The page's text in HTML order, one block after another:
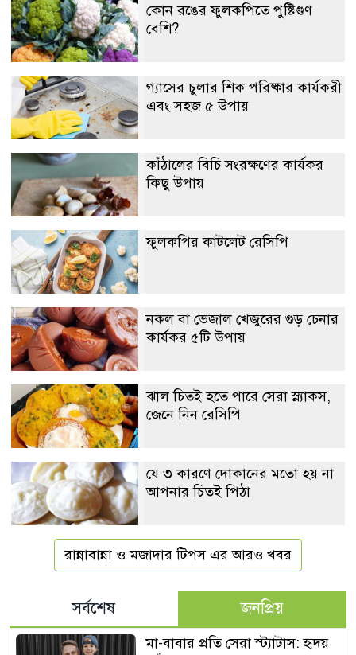
কোন রঙের ফুলকপিতে পুষ্টিগুণ
বেশি?
গ্যাসের চুলার শিক পরিষ্কার কার্যকরী
এবং সহজ ৫ উপায়
কাঁঠালের বিচি সংরক্ষণের কার্যকর
কিছু উপায়
ফুলকপির কাটলেট রেসিপি
নকল বা ভেজাল খেজুরের গুড় চেনার
কার্যকর ৫টি উপায়
ঝাল চিতই হতে পারে সেরা স্ন্যাকস,
জেনে নিন রেসিপি
যে ৩ কারণে দোকানের মতো হয় না
আপনার চিতই পিঠা
রান্নাবান্না ও মজাদার টিপস এর আরও খবর
সর্বশেষ জনপ্রিয়
মা-বাবার প্রতি সেরা স্ট্যাটাস: হৃদয়